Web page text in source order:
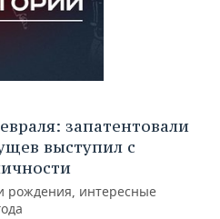
запатентовали
выступил с
интересные